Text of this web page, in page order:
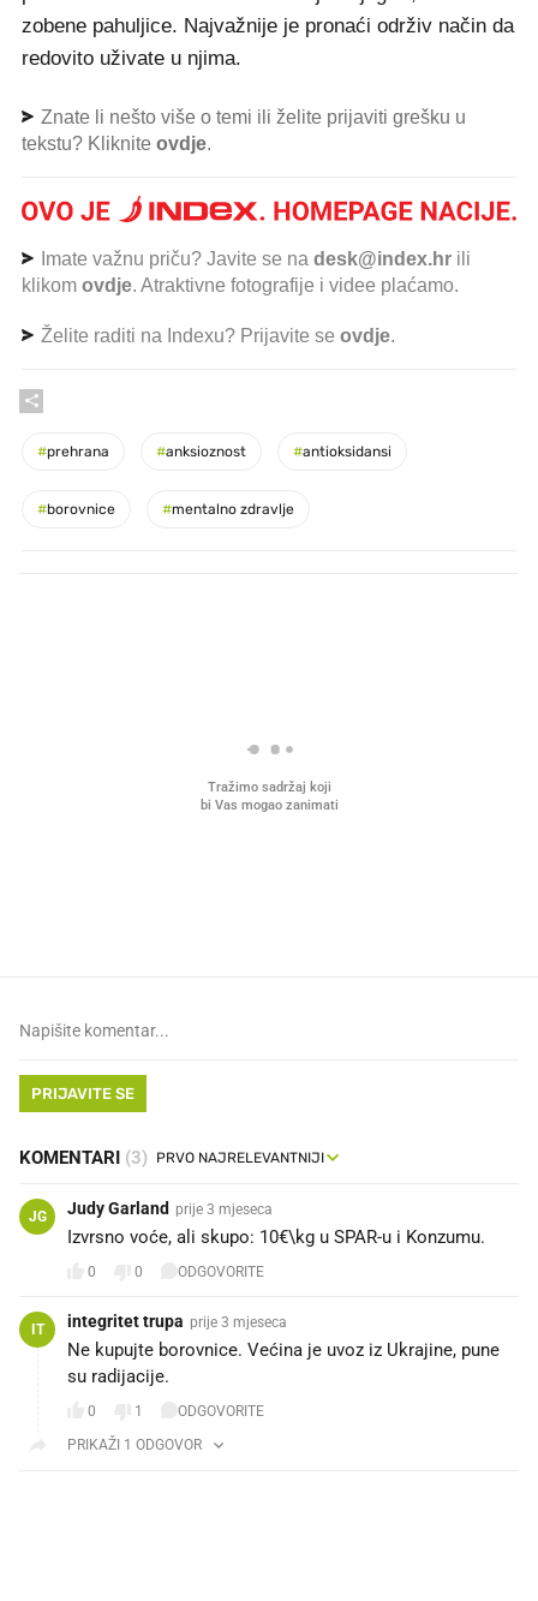
zobene pahuljice. Najvažnije je pronaći održiv način da
redovito uživate u njima.
Znate li nešto više o temi ili želite prijaviti grešku u
tekstu? Kliknite ovdje.
Imate važnu priču? Javite se na desk@index.hr ili
klikom ovdje. Atraktivne fotografije i videe plaćamo.
Želite raditi na Indexu? Prijavite se ovdje.
#prehrana #anksioznost #antioksidansi
#borovnice #mentalno zdravlje
PRIJAVITE SE
KOMENTARI (3)
JG Judy Garland prije 3 mjeseca
Izvrsno voće, ali skupo: 10€\kg u SPAR-u i Konzumu.
0 0 ODGOVORITE
IT integritet trupa prije 3 mjeseca
Ne kupujte borovnice. Većina je uvoz iz Ukrajine, pune
su radijacije.
0 1
ODGOVORITE
PRIKAŽI 1 ODGOVOR